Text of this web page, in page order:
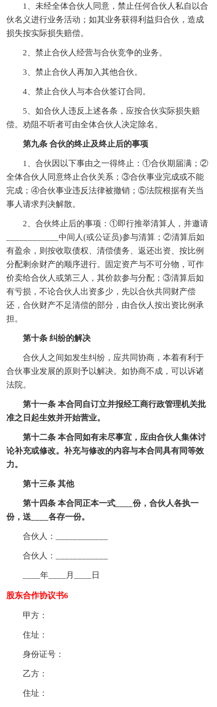
1、未经全体合伙人同意，禁止任何合伙人私自以合
伙名义进行业务活动；如其业务获得利益归合伙，造成
损失按实际损失赔偿。
2、禁止合伙人经营与合伙竞争的业务。
3、禁止合伙人再加入其他合伙。
4、禁止合伙人与本合伙签订合同。
5、如合伙人违反上述各条，应按合伙实际损失赔
偿。劝阻不听者可由全体合伙人决定除名。
第九条 合伙的终止及终止后的事项
1、合伙因以下事由之一得终止：①合伙期届满；②
全体合伙人同意终止合伙关系；③合伙事业完成或不能
完成；④合伙事业违反法律被撤销；⑤法院根据有关当
事人请求判决解散。
2、合伙终止后的事项：①即行推举清算人，并邀请
____________中间人(或公证员)参与清算；②清算后如
有盈余，则按收取债权、清偿债务、返还出资、按比例
分配剩余财产的顺序进行。固定资产与不可分物，可作
价卖给合伙人或第三人，其价款参与分配；③清算后如
有亏损，不论合伙人出资多少，先以合伙共同财产偿
还，合伙财产不足清偿的部分，由合伙人按出资比例承
担。
第十条 纠纷的解决
合伙人之间如发生纠纷，应共同协商，本着有利于
合伙事业发展的原则予以解决。如协商不成，可以诉诸
法院。
第十一条 本合同自订立并报经工商行政管理机关批
准之日起生效并开始营业。
第十二条 本合同如有未尽事宜，应由合伙人集体讨
论补充或修改。补充与修改的内容与本合同具有同等效
力。
第十三条 其他
第十四条 本合同正本一式____份，合伙人各执一
份，送____各存一份。
合伙人：____________
合伙人：____________
____年____月____日
股东合作协议书6
甲方：
住址：
身份证号：
乙方：
住址：